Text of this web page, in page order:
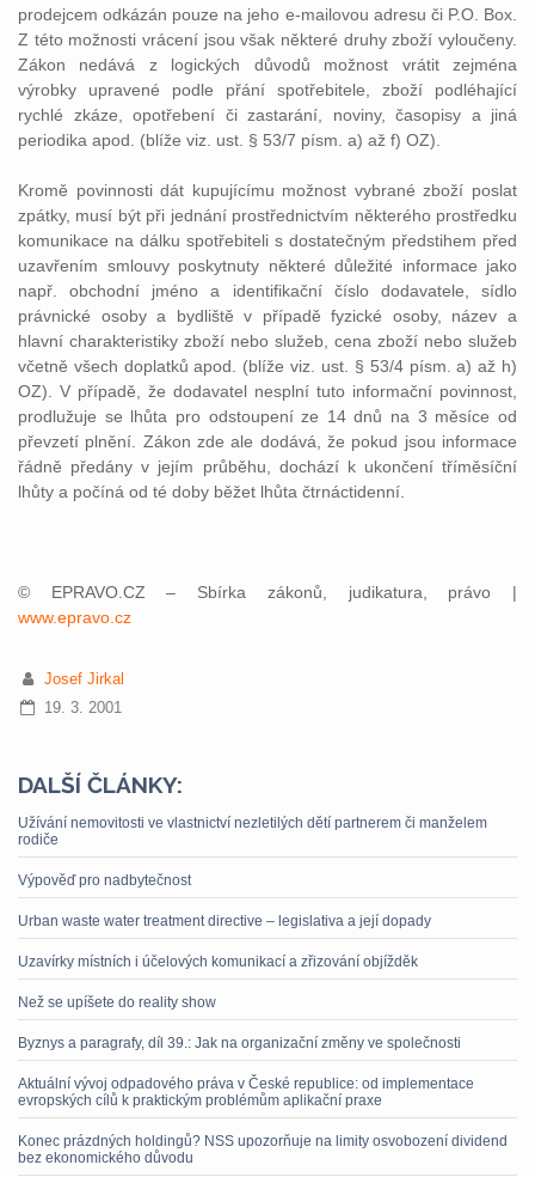
prodejcem odkázán pouze na jeho e-mailovou adresu či P.O. Box.
Z této možnosti vrácení jsou však některé druhy zboží vyloučeny.
Zákon nedává z logických důvodů možnost vrátit zejména
výrobky upravené podle přání spotřebitele, zboží podléhající
rychlé zkáze, opotřebení či zastarání, noviny, časopisy a jiná
periodika apod. (blíže viz. ust. § 53/7 písm. a) až f) OZ).
Kromě povinnosti dát kupujícímu možnost vybrané zboží poslat
zpátky, musí být při jednání prostřednictvím některého prostředku
komunikace na dálku spotřebiteli s dostatečným předstihem před
uzavřením smlouvy poskytnuty některé důležité informace jako
např. obchodní jméno a identifikační číslo dodavatele, sídlo
právnické osoby a bydliště v případě fyzické osoby, název a
hlavní charakteristiky zboží nebo služeb, cena zboží nebo služeb
včetně všech doplatků apod. (blíže viz. ust. § 53/4 písm. a) až h)
OZ). V případě, že dodavatel nesplní tuto informační povinnost,
prodlužuje se lhůta pro odstoupení ze 14 dnů na 3 měsíce od
převzetí plnění. Zákon zde ale dodává, že pokud jsou informace
řádně předány v jejím průběhu, dochází k ukončení tříměsíční
lhůty a počíná od té doby běžet lhůta čtrnáctidenní.
© EPRAVO.CZ – Sbírka zákonů, judikatura, právo |
www.epravo.cz
Josef Jirkal
19. 3. 2001
DALŠÍ ČLÁNKY:
Užívání nemovitosti ve vlastnictví nezletilých dětí partnerem či manželem
rodiče
Výpověď pro nadbytečnost
Urban waste water treatment directive – legislativa a její dopady
Uzavírky místních i účelových komunikací a zřizování objížděk
Než se upíšete do reality show
Byznys a paragrafy, díl 39.: Jak na organizační změny ve společnosti
Aktuální vývoj odpadového práva v České republice: od implementace
evropských cílů k praktickým problémům aplikační praxe
Konec prázdných holdingů? NSS upozorňuje na limity osvobození dividend
bez ekonomického důvodu